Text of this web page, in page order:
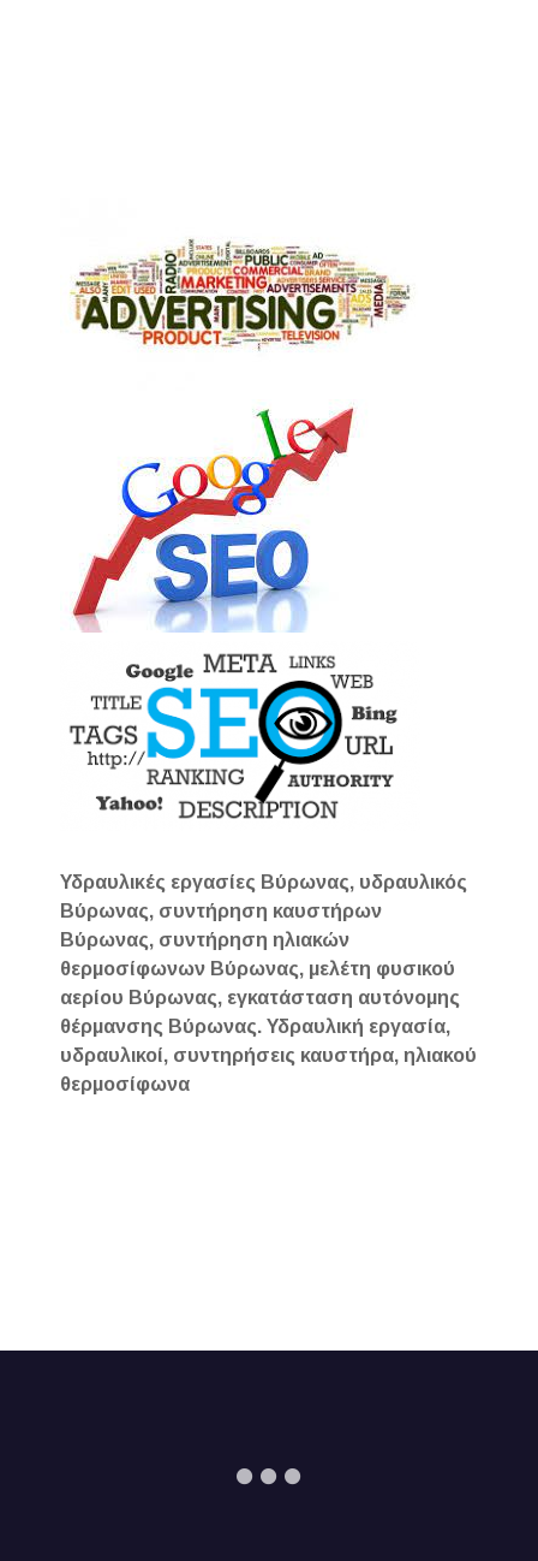
Υδραυλικές εργασίες Βύρωνας, υδραυλικός
Βύρωνας, συντήρηση καυστήρων
Βύρωνας, συντήρηση ηλιακών
θερμοσίφωνων Βύρωνας, μελέτη φυσικού
αερίου Βύρωνας, εγκατάσταση αυτόνομης
θέρμανσης Βύρωνας. Υδραυλική εργασία,
υδραυλικοί, συντηρήσεις καυστήρα, ηλιακού
θερμοσίφωνα